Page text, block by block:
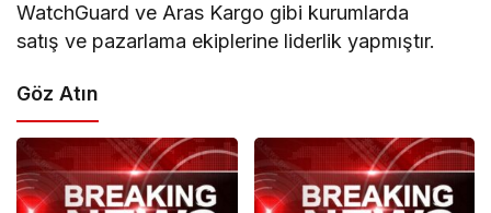
WatchGuard ve Aras Kargo gibi kurumlarda
satış ve pazarlama ekiplerine liderlik yapmıştır.
Göz Atın